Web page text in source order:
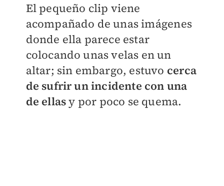
El pequeño clip viene
acompañado de unas imágenes
donde ella parece estar
colocando unas velas en un
altar; sin embargo, estuvo cerca
de sufrir un incidente con una
de ellasy por poco se quema.